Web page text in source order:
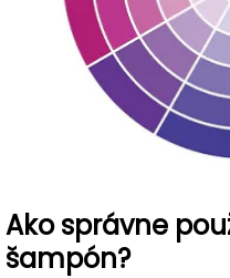
Ako správne
šampón?